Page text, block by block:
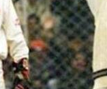
வீரர்